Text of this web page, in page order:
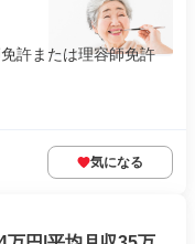
許または理容師免許
気になる